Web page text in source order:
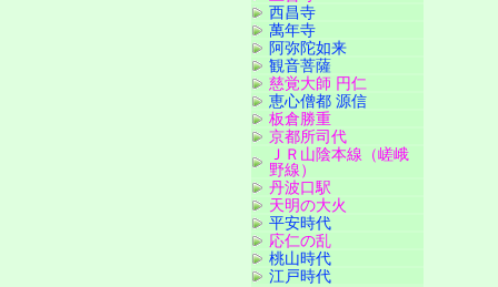
西昌寺
萬年寺
阿弥陀如来
観音菩薩
慈覚大師 円仁
恵心僧都 源信
板倉勝重
京都所司代
ＪＲ山陰本線（嵯峨
野線）
丹波口駅
天明の大火
平安時代
応仁の乱
桃山時代
江戸時代